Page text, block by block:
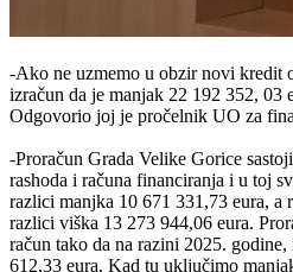
-Ako ne uzmemo u obzir novi kredit
izračun da je manjak 22 192 352, 03
Odgovorio joj je pročelnik UO za
-Proračun Grada Velike Gorice
rashoda i računa financiranja i u toj
razlici manjka 10 671 331,73 eura, a
razlici viška 13 273 944,06 eura.
račun tako da na razini 2025.
612,33 eura. Kad tu uključimo